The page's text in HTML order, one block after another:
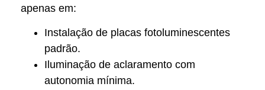
apenas em:
Instalação de placas fotoluminescentes
padrão.
Iluminação de aclaramento com
autonomia mínima.